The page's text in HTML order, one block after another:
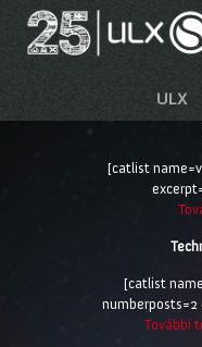
ULX
[catlist
[catlist
További